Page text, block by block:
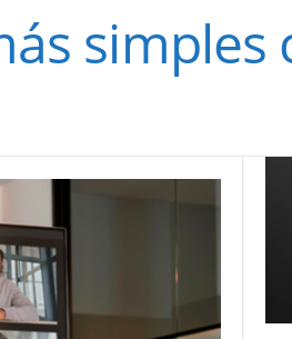
simples